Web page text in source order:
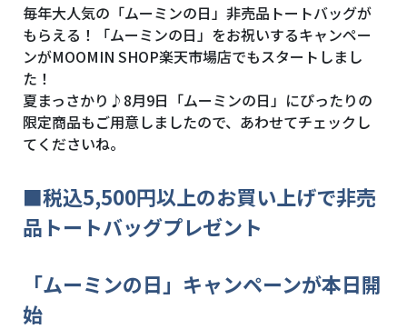
毎年大人気の「ムーミンの日」非売品トートバッグが
もらえる！「ムーミンの日」をお祝いするキャンペー
ンがMOOMIN SHOP楽天市場店でもスタートしまし
た！
夏まっさかり♪8月9日「ムーミンの日」にぴったりの
限定商品もご用意しましたので、あわせてチェックし
てくださいね。
■税込5,500円以上のお買い上げで非売
品トートバッグプレゼント
「ムーミンの日」キャンペーンが本日開
始